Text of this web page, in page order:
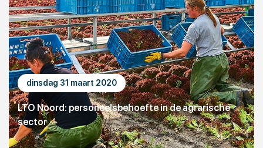
dinsdag 31 maart 2020
LTO Noord: personeelsbehoefte in de agrarische
sector